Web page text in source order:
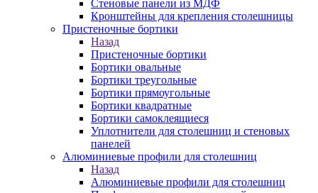
Стеновые панели из МДФ
Кронштейны для крепления столешницы
Пристеночные бортики
Назад
Пристеночные бортики
Бортики овальные
Бортики треугольные
Бортики прямоугольные
Бортики квадратные
Бортики самоклеящиеся
Уплотнители для столешниц и стеновых
панелей
Алюминиевые профили для столешниц
Назад
Алюминиевые профили для столешниц